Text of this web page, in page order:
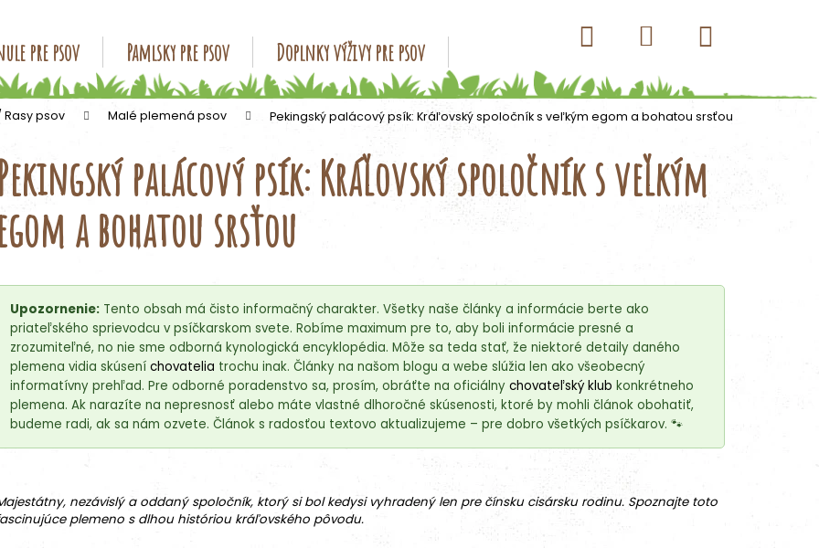
pre psov Pamlsky pre psov Doplnky výživy pre psov Konzervy pre psov Kapsičky pre psov
Hľadať Prihlásenie
košík
psov Malé plemená psov Pekingský palácový psík: Kráľovský spoločník s veľkým egom a bohatou srsťou
palácový psík: Kráľovský spoločník s veľkým
a bohatou srsťou
Upozornenie: Tento obsah má čisto informačný charakter. Všetky naše články a informácie berte ako
priateľského sprievodcu v psíčkarskom svete. Robíme maximum pre to, aby boli informácie presné a
zrozumiteľné, no nie sme odborná kynologická encyklopédia. Môže sa teda stať, že niektoré detaily daného
plemena vidia skúsení chovatelia trochu inak. Články na našom blogu a webe slúžia len ako všeobecný
informatívny prehľad. Pre odborné poradenstvo sa, prosím, obráťte na oficiálny chovateľský klub konkrétneho
plemena. Ak narazíte na nepresnosť alebo máte vlastné dlhoročné skúsenosti, ktoré by mohli článok obohatiť,
budeme radi, ak sa nám ozvete. Článok s radosťou textovo aktualizujeme – pre dobro všetkých psíčkarov. 🐾
nezávislý a oddaný spoločník, ktorý si bol kedysi vyhradený len pre čínsku cisársku rodinu. Spoznajte toto
plemeno s dlhou históriou kráľovského pôvodu.
Čo potrebujete nájsť?
HĽADAŤ
Odporúčame